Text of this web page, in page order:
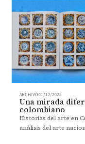
ARCHIVO01/12/2022
Una mirada
colombiano
Historias del arte en
análisis del arte